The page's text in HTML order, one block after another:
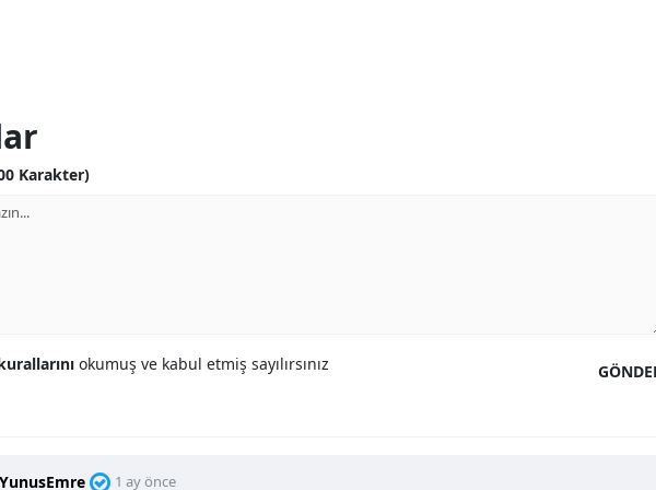
Karakter)
okumuş ve kabul etmiş sayılırsınız
1 ay önce